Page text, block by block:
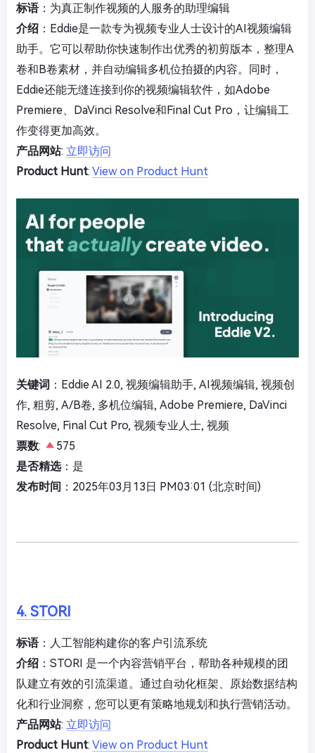
标语：为真正制作视频的人服务的助理编辑
介绍 ：Eddie是一款专为视频专业人士设计的AI视频编辑
助手。它可以帮助你快速制作出优秀的初剪版本，整理A
卷和B卷素材，并自动编辑多机位拍摄的内容。同时，
Eddie还能无缝连接到你的视频编辑软件，如Adobe
Premiere、DaVinci Resolve和Final Cut Pro，让编辑工
作变得更加高效。
产品网站: 立即访问
Product Hunt: View on Product Hunt
关键词 ：Eddie AI 2.0, 视频编辑助手, AI视频编辑, 视频创
作, 粗剪, A/B卷, 多机位编辑, Adobe Premiere, DaVinci
Resolve, Final Cut Pro, 视频专业人士, 视频
票数:
575
是否精选：是
发布时间 ：2025年03月13日 PM03:01 (北京时间)
4. STORI
标语：人工智能构建你的客户引流系统
介绍 ：STORI 是一个内容营销平台，帮助各种规模的团
队建立有效的引流渠道。通过自动化框架、原始数据结构
化和行业洞察，您可以更有策略地规划和执行营销活动。
产品网站: 立即访问
Product Hunt: View on Product Hunt